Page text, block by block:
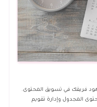
فريقك في تسويق المحتوى.
المجدول وإدارة تقويم